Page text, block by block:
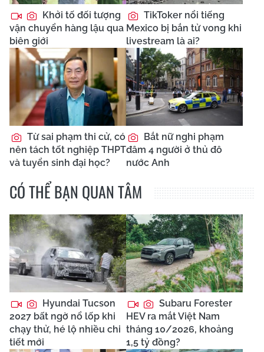
Khởi tố đối tượng
vận chuyển hàng lậu qua
biên giới
TikToker nổi tiếng
Mexico bị bắn tử vong khi
livestream là ai?
Từ sai phạm thi cử, có
nên tách tốt nghiệp THPT
và tuyển sinh đại học?
Bắt nữ nghi phạm
đâm 4 người ở thủ đô
nước Anh
CÓ THỂ BẠN QUAN TÂM
Hyundai Tucson
2027 bất ngờ nổ lốp khi
chạy thử, hé lộ nhiều chi
tiết mới
Subaru Forester
HEV ra mắt Việt Nam
tháng 10/2026, khoảng
1,5 tỷ đồng?